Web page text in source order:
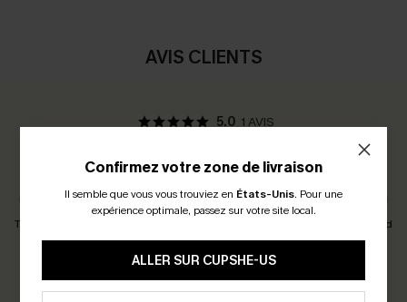
AVIS CLIENTS
5.0 1 AVIS
Avis des Clients:Taille Juste
Taille Petit Taille Grand
Gagnez 30+ points pour chaque avis que vous laissez !
Confirmez votre zone de livraison
Il semble que vous vous trouviez en États-Unis. Pour une
expérience optimale, passez sur votre site local.
ALLER SUR CUPSHE-US